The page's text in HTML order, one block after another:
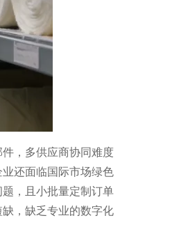
，多供应商协同难度
还面临国际市场绿色
，且小批量定制订单
，缺乏专业的数字化